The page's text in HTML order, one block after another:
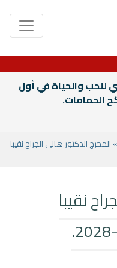
للحب والحياة في أول
الحمامات.
» المخرج الدكتور هاني الجراح نقيبا
نقيبا